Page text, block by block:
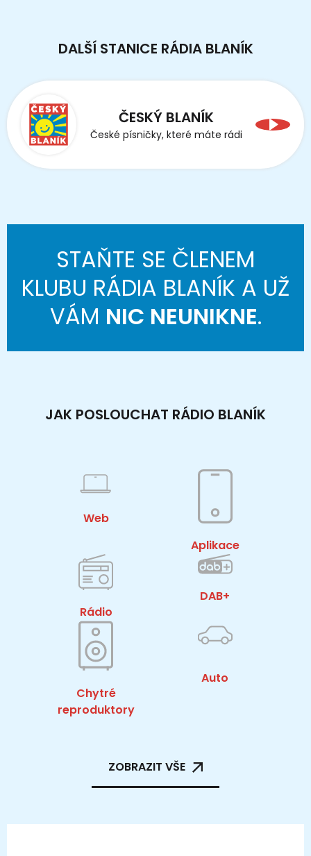
DALŠÍ STANICE RÁDIA BLANÍK
ČESKÝ BLANÍK
České písničky, které máte rádi
STAŇTE SE ČLENEM
KLUBU RÁDIA BLANÍK A UŽ
VÁM NIC NEUNIKNE.
JAK POSLOUCHAT RÁDIO BLANÍK
Web
Aplikace
Rádio
DAB+
Chytré
reproduktory
Auto
ZOBRAZIT VŠE